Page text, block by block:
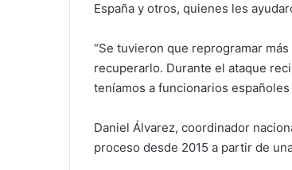
España y otros, quienes les
“Se tuvieron que reprogramar
recuperarlo. Durante el ataque
teníamos a funcionarios
Daniel Álvarez, coordinador
proceso desde 2015 a partir de